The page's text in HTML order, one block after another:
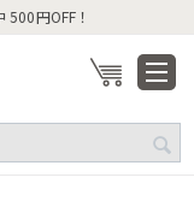
円OFF！